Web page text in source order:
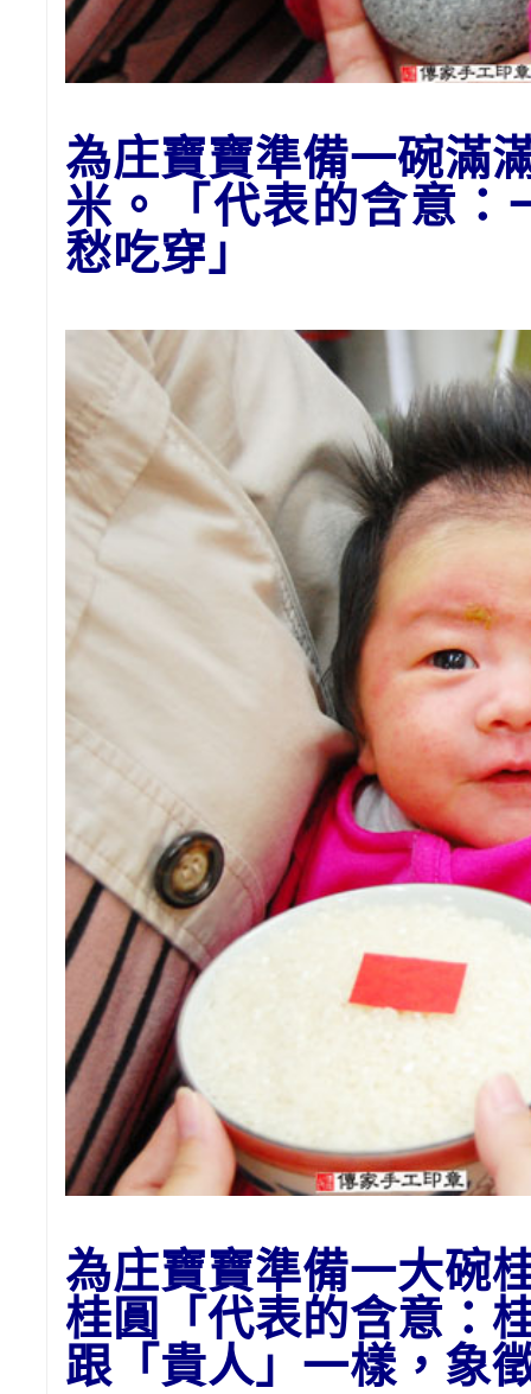
為庄寶寶準備一碗滿
米。「代表的含意：
愁吃穿」
為庄寶寶準備一大碗
桂圓「代表的含意：
跟「貴人」一樣，象